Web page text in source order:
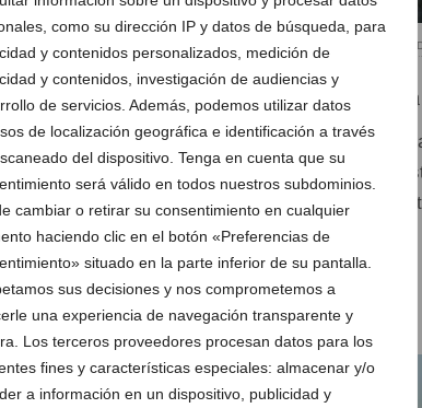
como su dirección IP y datos de búsqueda, para
y contenidos personalizados, medición de
y contenidos, investigación de audiencias y
de servicios. Además, podemos utilizar datos
de localización geográfica e identificación a través
del dispositivo. Tenga en cuenta que su
será válido en todos nuestros subdominios.
cambiar o retirar su consentimiento en cualquier
haciendo clic en el botón «Preferencias de
situado en la parte inferior de su pantalla.
sus decisiones y nos comprometemos a
una experiencia de navegación transparente y
Los terceros proveedores procesan datos para los
fines y características especiales: almacenar y/o
a información en un dispositivo, publicidad y
El encantador amanecer en
de sol desde el Restaurant Noguera
restaurante? Suubicación privilegiadafrente a
momentos más mágicos del día. Ya sea que
o de una copa de vino al atardecer, el Restaurant
visualque va más allá de lo habitual. Los
latranquilidad y belleza del lugar, ideal para